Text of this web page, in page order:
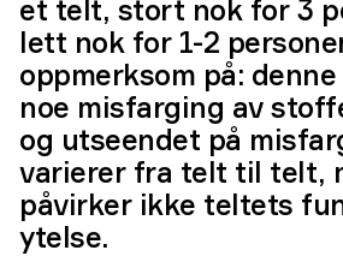
et telt, stort nok for 3
lett nok for 1-2
oppmerksom på:
noe misfarging av
og utseendet på
varierer fra telt til telt,
påvirker ikke teltets
ytelse.